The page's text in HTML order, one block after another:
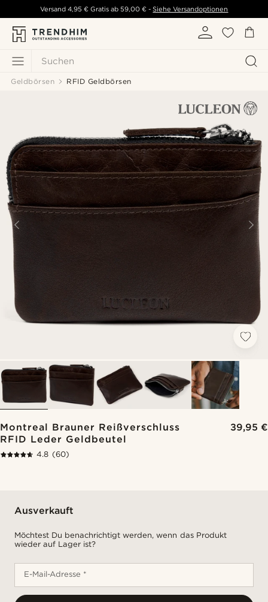
Suchen
Versand 4,95 € Gratis ab 59,00 € - Siehe Versandoptionen
Geldbörsen RFID Geldbörsen
Montreal Brauner Reißverschluss
RFID Leder Geldbeutel
39,95 €
4.8 (60)
Ausverkauft
Möchtest Du benachrichtigt werden, wenn das Produkt
wieder auf Lager ist?
E-Mail-Adresse *